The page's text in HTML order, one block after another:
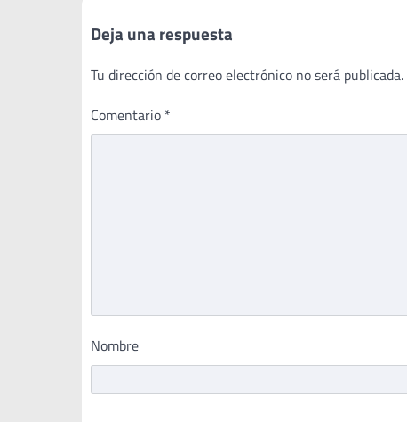
Deja una respuesta
Tu dirección de correo electrónico no será publicada.
Comentario *
Nombre